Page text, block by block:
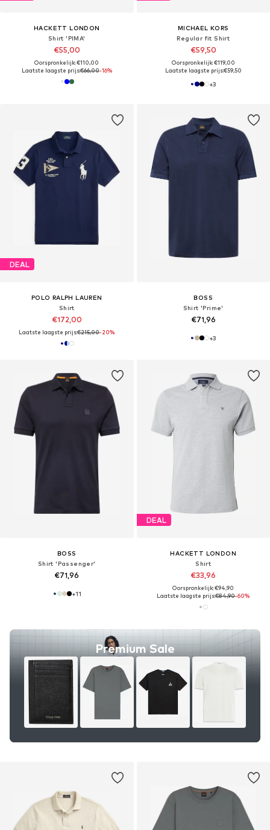
HACKETT LONDON
Shirt 'PIMA'
€55,00
Oorspronkelijk: €110,00
Laatste laagste prijs:€66,00-16%
MICHAEL KORS
Regular fit Shirt
€59,50
Oorspronkelijk: €119,00
Laatste laagste prijs:€59,50
+3
DEAL
POLO RALPH LAUREN
Shirt
€172,00
Laatste laagste prijs:€215,00-20%
BOSS
Shirt 'Prime'
€71,96
+3
BOSS
Shirt 'Passenger'
€71,96
+11
Premium Sale
DEAL
HACKETT LONDON
Shirt
€33,96
Oorspronkelijk: €94,90
Laatste laagste prijs:€84,90-60%